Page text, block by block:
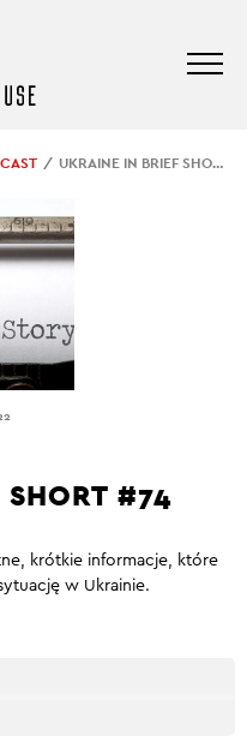
UKRAINE IN BRIEF SHORT #74
#74
krótkie informacje, które
w Ukrainie.